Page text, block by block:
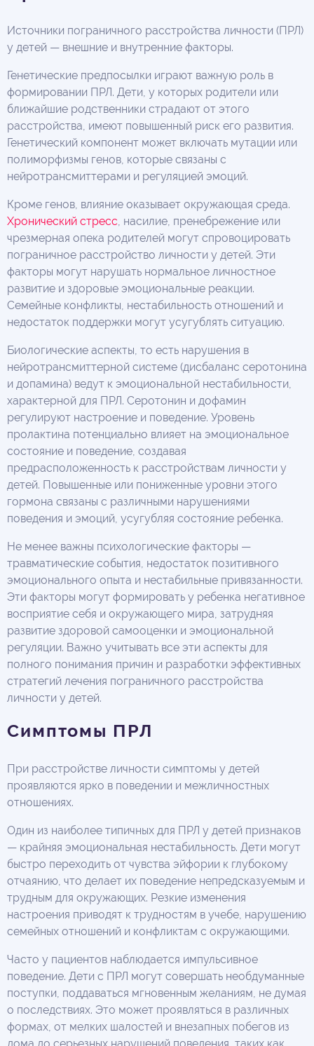
Источники пограничного расстройства личности (ПРЛ)
у детей — внешние и внутренние факторы.
Генетические предпосылки играют важную роль в
формировании ПРЛ. Дети, у которых родители или
ближайшие родственники страдают от этого
расстройства, имеют повышенный риск его развития.
Генетический компонент может включать мутации или
полиморфизмы генов, которые связаны с
нейротрансмиттерами и регуляцией эмоций.
Кроме генов, влияние оказывает окружающая среда.
Хронический стресс, насилие, пренебрежение или
чрезмерная опека родителей могут спровоцировать
пограничное расстройство личности у детей. Эти
факторы могут нарушать нормальное личностное
развитие и здоровые эмоциональные реакции.
Семейные конфликты, нестабильность отношений и
недостаток поддержки могут усугублять ситуацию.
Биологические аспекты, то есть нарушения в
нейротрансмиттерной системе (дисбаланс серотонина
и допамина) ведут к эмоциональной нестабильности,
характерной для ПРЛ. Серотонин и дофамин
регулируют настроение и поведение. Уровень
пролактина потенциально влияет на эмоциональное
состояние и поведение, создавая
предрасположенность к расстройствам личности у
детей. Повышенные или пониженные уровни этого
гормона связаны с различными нарушениями
поведения и эмоций, усугубляя состояние ребенка.
Не менее важны психологические факторы —
травматические события, недостаток позитивного
эмоционального опыта и нестабильные привязанности.
Эти факторы могут формировать у ребенка негативное
восприятие себя и окружающего мира, затрудняя
развитие здоровой самооценки и эмоциональной
регуляции. Важно учитывать все эти аспекты для
полного понимания причин и разработки эффективных
стратегий лечения пограничного расстройства
личности у детей.
Симптомы ПРЛ
При расстройстве личности симптомы у детей
проявляются ярко в поведении и межличностных
отношениях.
Один из наиболее типичных для ПРЛ у детей признаков
— крайняя эмоциональная нестабильность. Дети могут
быстро переходить от чувства эйфории к глубокому
отчаянию, что делает их поведение непредсказуемым и
трудным для окружающих. Резкие изменения
настроения приводят к трудностям в учебе, нарушению
семейных отношений и конфликтам с окружающими.
Часто у пациентов наблюдается импульсивное
поведение. Дети с ПРЛ могут совершать необдуманные
поступки, поддаваться мгновенным желаниям, не думая
о последствиях. Это может проявляться в различных
формах, от мелких шалостей и внезапных побегов из